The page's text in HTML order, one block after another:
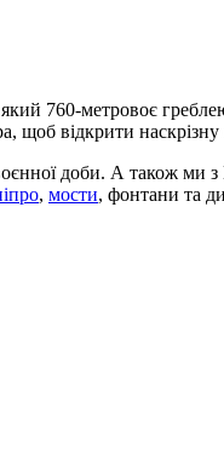
760-метровоє
щоб відкрити
доби. А також ми з
, мости, фонтани та